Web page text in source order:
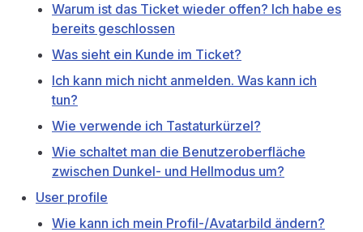
Warum ist das Ticket wieder offen? Ich habe es
bereits geschlossen
Was sieht ein Kunde im Ticket?
Ich kann mich nicht anmelden. Was kann ich
tun?
Wie verwende ich Tastaturkürzel?
Wie schaltet man die Benutzeroberfläche
zwischen Dunkel- und Hellmodus um?
User profile
Wie kann ich mein Profil-/Avatarbild ändern?